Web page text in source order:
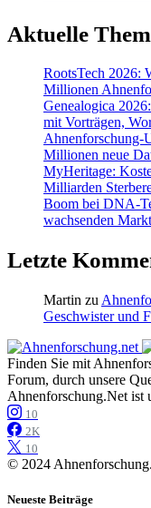
Aktuelle
RootsTech 2026:
Millionen
Genealogica
mit Vorträgen,
Ahnenforschung-
Millionen neue
MyHeritage:
Milliarden
Boom bei DNA-
wachsenden Markt
Letzte
Martin zu
Geschwister und
Finden Sie mit
Forum, durch unsere
Ahnenforschung.Net ist
10
2K
10
© 2024
Neueste Beiträge